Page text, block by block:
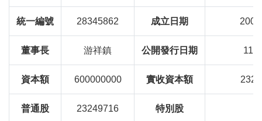
統一編號 28345862 成立日期
董事長 游祥鎮 公開發行日期
資本額 600000000 實收資本額
普通股 23249716 特別股